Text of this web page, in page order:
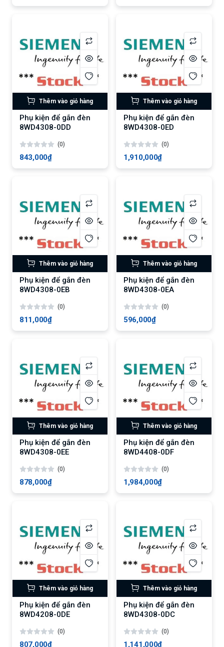
Thêm vào giỏ hàng
Phụ kiện để gắn đèn
8WD4308-0DD
(0)
843,000₫
Thêm vào giỏ hàng
Phụ kiện để gắn đèn
8WD4308-0ED
(0)
1,910,000₫
Thêm vào giỏ hàng
Phụ kiện để gắn đèn
8WD4308-0EB
(0)
811,000₫
Thêm vào giỏ hàng
Phụ kiện để gắn đèn
8WD4308-0EA
(0)
596,000₫
Thêm vào giỏ hàng
Phụ kiện để gắn đèn
8WD4308-0EE
(0)
878,000₫
Thêm vào giỏ hàng
Phụ kiện để gắn đèn
8WD4408-0DF
(0)
1,984,000₫
Thêm vào giỏ hàng
Phụ kiện để gắn đèn
8WD4208-0DE
(0)
807,000₫
Thêm vào giỏ hàng
Phụ kiện để gắn đèn
8WD4308-0DC
(0)
1,141,000₫